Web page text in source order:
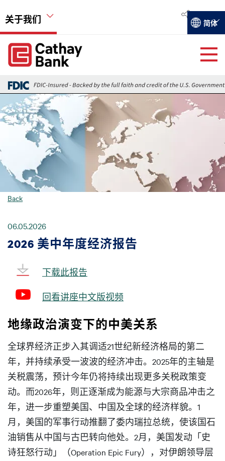
关于我们
Global Header Hierarchy Menu
Select简体
Global Header Hierarchy Menu
关于国泰银行
活动
就业机会
Back
06.05.2026
2026 美中年度经济报告
下载此报告
回看讲座中文版视频
地缘政治演变下的中美关系
全球界经济正步入其调适21世纪新经济格局的第二
年，并持续承受一波波的经济冲击。2025年的主轴是
关税震荡，预计今年仍将持续出现更多关税政策变
动。而2026年，则正逐渐成为能源与大宗商品冲击之
年，进一步重塑美国、中国及全球的经济样貌。1
月，美国的军事行动推翻了委内瑞拉总统，使该国石
油销售从中国与古巴转向他处。2月，美国发动「史
诗狂怒行动」（Operation Epic Fury），对伊朗领导层